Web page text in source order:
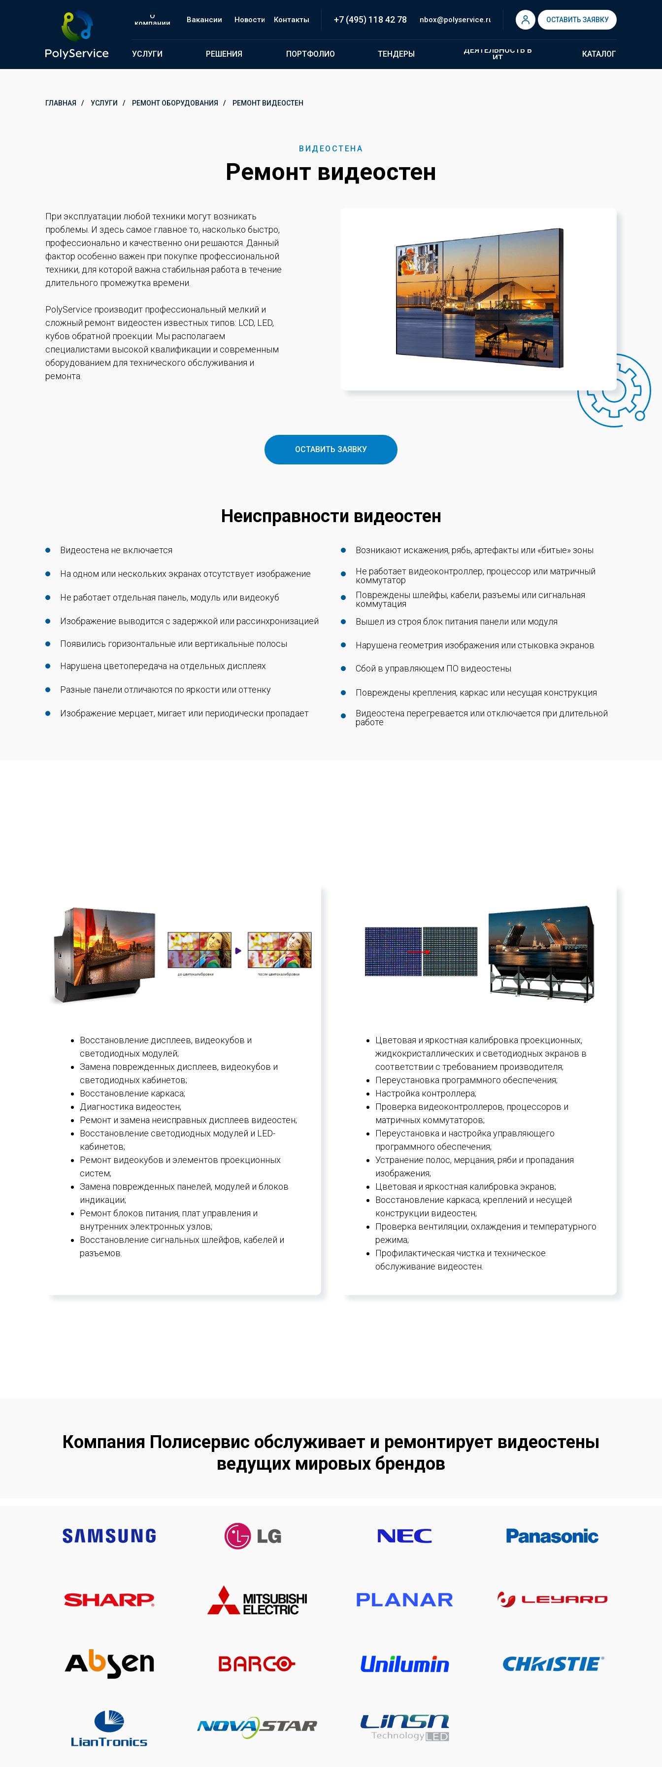
О
компании
Вакансии Новости Контакты ОСТАВИТЬ ЗАЯВКУ
УСЛУГИ
ДЕЯТЕЛЬНОСТЬ В
ИТ
КАТАЛОГ
РЕШЕНИЯ ПОРТФОЛИО ТЕНДЕРЫ
+7 (495) 118 42 78 inbox@polyservice.ru
ГЛАВНАЯ / УСЛУГИ / РЕМОНТ ОБОРУДОВАНИЯ / РЕМОНТ ВИДЕОСТЕН
ВИДЕОСТЕНА
Ремонт видеостен
При эксплуатации любой техники могут возникать
проблемы. И здесь самое главное то, насколько быстро,
профессионально и качественно они решаются. Данный
фактор особенно важен при покупке профессиональной
техники, для которой важна стабильная работа в течение
длительного промежутка времени.
PolyService производит профессиональный мелкий и
сложный ремонт видеостен известных типов: LCD, LED,
кубов обратной проекции. Мы располагаем
специалистами высокой квалификации и современным
оборудованием для технического обслуживания и
ремонта.
ОСТАВИТЬ ЗАЯВКУ
Неисправности видеостен
Видеостена не включается Возникают искажения, рябь, артефакты или «битые» зоны
На одном или нескольких экранах отсутствует изображение
Не работает отдельная панель, модуль или видеокуб
Изображение выводится с задержкой или рассинхронизацией
Появились горизонтальные или вертикальные полосы
Нарушена цветопередача на отдельных дисплеях
Разные панели отличаются по яркости или оттенку
Изображение мерцает, мигает или периодически пропадает
Не работает видеоконтроллер, процессор или матричный
коммутатор
Повреждены шлейфы, кабели, разъемы или сигнальная
коммутация
Вышел из строя блок питания панели или модуля
Нарушена геометрия изображения или стыковка экранов
Сбой в управляющем ПО видеостены
Повреждены крепления, каркас или несущая конструкция
Видеостена перегревается или отключается при длительной
работе
Восстановление дисплеев, видеокубов и
светодиодных модулей;
Замена поврежденных дисплеев, видеокубов и
светодиодных кабинетов;
Восстановление каркаса;
Диагностика видеостен;
Ремонт и замена неисправных дисплеев видеостен;
Восстановление светодиодных модулей и LED-
кабинетов;
Ремонт видеокубов и элементов проекционных
систем;
Замена поврежденных панелей, модулей и блоков
индикации;
Ремонт блоков питания, плат управления и
внутренних электронных узлов;
Восстановление сигнальных шлейфов, кабелей и
разъемов.
Цветовая и яркостная калибровка проекционных,
жидкокристаллических и светодиодных экранов в
соответствии с требованием производителя;
Переустановка программного обеспечения;
Настройка контроллера;
Проверка видеоконтроллеров, процессоров и
матричных коммутаторов;
Переустановка и настройка управляющего
программного обеспечения;
Устранение полос, мерцания, ряби и пропадания
изображения;
Цветовая и яркостная калибровка экранов;
Восстановление каркаса, креплений и несущей
конструкции видеостен;
Проверка вентиляции, охлаждения и температурного
режима;
Профилактическая чистка и техническое
обслуживание видеостен.
Компания Полисервис обслуживает и ремонтирует видеостены
ведущих мировых брендов
Samsung NEC Panasonic
Sharp Mitsubishi Planar Leyard
Absen Barco Unilumin Christie
LeanTronics Novastar Linsn